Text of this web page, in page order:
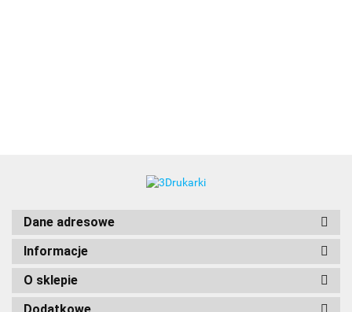
Dane adresowe
Informacje
O sklepie